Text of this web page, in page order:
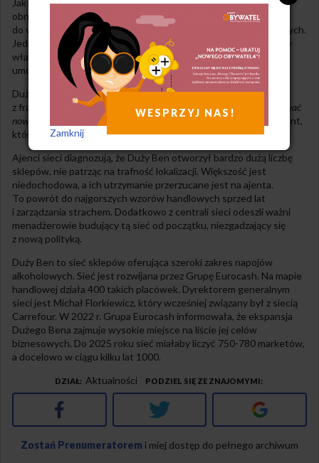
Jak informuje portal dlahandlu.pl, większości ajentów zostanie
obniżone wynagrodzenie minimalne o 20-30 proc w stosunku
do wynagrodzenia z 2023 roku – mimo podwyżek płac minimalnych.
Jednocześnie sieć Duży Ben planuje przejście na model sklepów
własnych, jeśli franczyzobiorcy nie podpiszą zaktualizowanych
umów do końca grudnia.
Duża grupa rozważa w tej sytuacji pozew zbiorowy i walkę
z franczyzodawcą w sądach.Większość z nas nie zamierza podpisywać
nowych umów na skrajnie niekorzystnych warunkach– wskazuje ajent,
który pragnie zachować anonimowość.
Ajenci sieci diagnozują, że Duży Ben otworzył bardzo dużą liczbę
sklepów, nie patrząc na trafność lokalizacji. Większość jest
niedochodowa, a ich utrzymanie przerzucane jest na ajenta.
To powrót do najgorszych wzorów handlowych sprzed lat
i zarządzania strachem. Dodatkowo z centrali sieci odeszli ważni
menadżerowie budujący tą sieć od początku, niezgadzający się
z nową polityką.
Duży Ben to sieć sklepów oferująca szeroki zakres napojów
alkoholowych. Sieć jest rozwijana przez Grupę Eurocash. Na mapie
handlowej działa 400 takich placówek. Dyrektorem generalnym
sieci jest Michał Florkiewicz, który wcześniej związany był z siecią
Carrefour. W 2022 r. Grupa Eurocash informowała, że ekspansja
Dużego Bena zajmuje wysokie miejsce na liście jej celów
biznesowych. Do 2025 roku sieć miałaby liczyć 750-780 marketów,
a docelowo w ciągu kilku lat 1000.
DZIAŁ Aktualności PODZIEL SIĘ ZE ZNAJOMYMI
Facebook Twitter Google+
Zostań Prenumeratorem i miej dostęp do pełnego archiwum
WESPRZYJ NAS!
Zamknij